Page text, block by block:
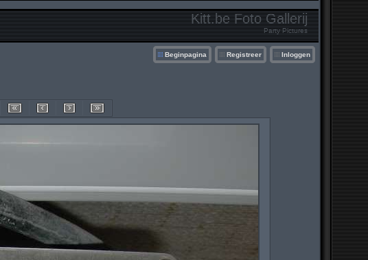
Kitt.be Foto Gallerij
Party Pictures
Beginpagina Registreer Inloggen